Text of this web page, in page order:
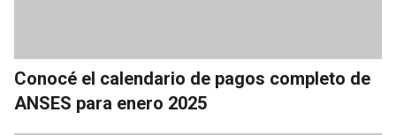
Conocé el calendario de pagos completo de
ANSES para enero 2025